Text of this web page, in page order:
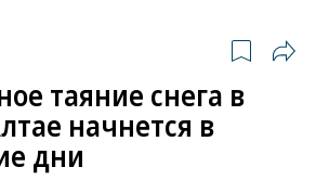
таяние снега в
начнется в
дни